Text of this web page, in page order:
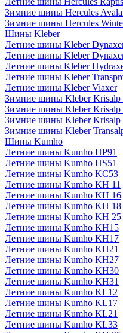
Зимние шины Hercules
Зимние шины Hercules
Шины Kleber
Летние шины Kleber
Летние шины Kleber
Летние шины Kleber
Летние шины Kleber
Летние шины Kleber Viaxer
Зимние шины Kleber Krisalp
Зимние шины Kleber Krisalp
Зимние шины Kleber Krisalp
Зимние шины Kleber
Шины Kumho
Летние шины Kumho HP91
Летние шины Kumho HS51
Летние шины Kumho KC53
Летние шины Kumho KH 11
Летние шины Kumho KH 16
Летние шины Kumho KH 18
Летние шины Kumho KH 25
Летние шины Kumho KH15
Летние шины Kumho KH17
Летние шины Kumho KH21
Летние шины Kumho KH27
Летние шины Kumho KH30
Летние шины Kumho KH31
Летние шины Kumho KL12
Летние шины Kumho KL17
Летние шины Kumho KL21
Летние шины Kumho KL33